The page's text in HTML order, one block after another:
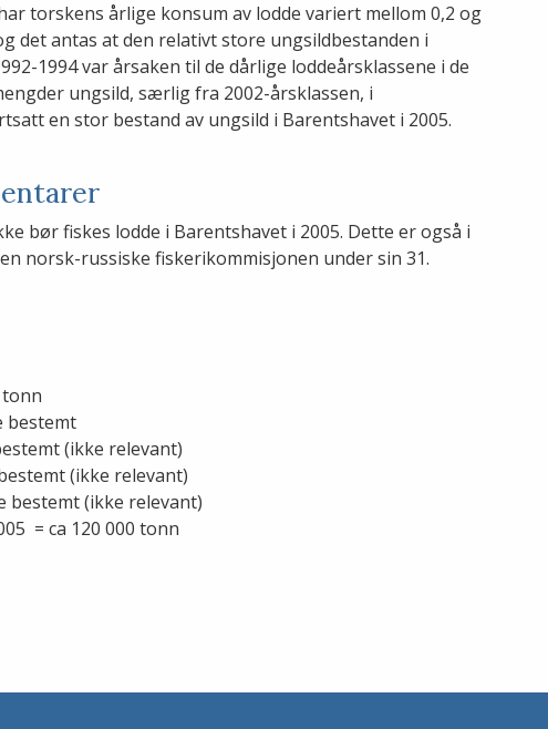
torskens årlige konsum av lodde variert mellom 0,2 og
det antas at den relativt store ungsildbestanden i
1994 var årsaken til de dårlige loddeårsklassene i de
ungsild, særlig fra 2002-årsklassen, i
en stor bestand av ungsild i Barentshavet i 2005.
bør fiskes lodde i Barentshavet i 2005. Dette er også i
norsk-russiske fiskerikommisjonen under sin 31.
tonn
bestemt
(ikke relevant)
(ikke relevant)
bestemt (ikke relevant)
= ca 120 000 tonn